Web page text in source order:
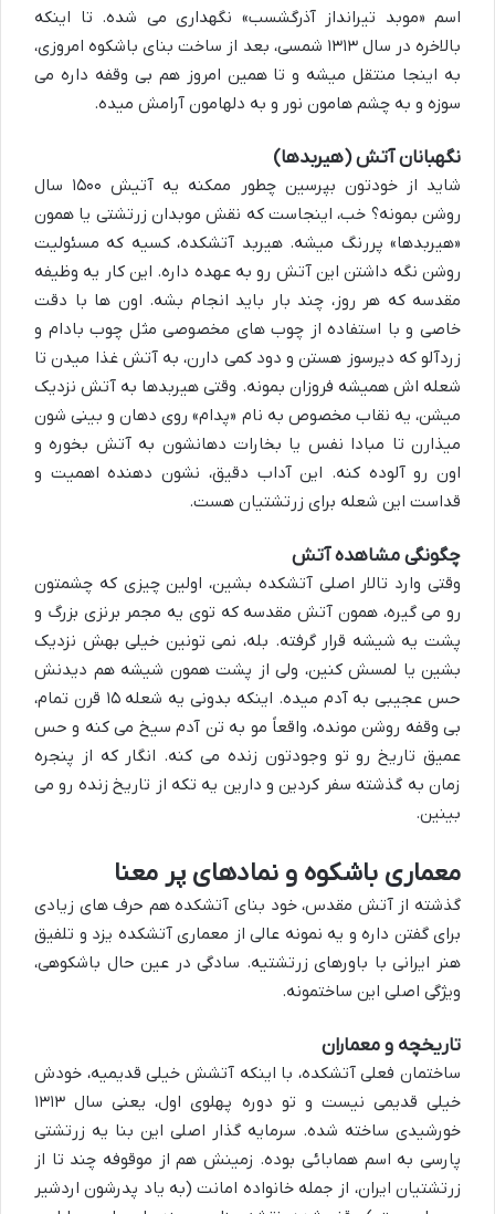
اسم «موبد تیرانداز آذرگشسب» نگهداری می شده. تا اینکه
بالاخره در سال ۱۳۱۳ شمسی، بعد از ساخت بنای باشکوه امروزی،
به اینجا منتقل میشه و تا همین امروز هم بی وقفه داره می
سوزه و به چشم هامون نور و به دلهامون آرامش میده.
نگهبانان آتش (هیربدها)
شاید از خودتون بپرسین چطور ممکنه یه آتیش ۱۵۰۰ سال
روشن بمونه؟ خب، اینجاست که نقش موبدان زرتشتی یا همون
«هیربدها» پررنگ میشه.هیربد آتشکده، کسیه که مسئولیت
روشن نگه داشتن این آتش رو به عهده داره. این کار یه وظیفه
مقدسه که هر روز، چند بار باید انجام بشه. اون ها با دقت
خاصی و با استفاده از چوب های مخصوصی مثل چوب بادام و
زردآلو که دیرسوز هستن و دود کمی دارن، به آتش غذا میدن تا
شعله اش همیشه فروزان بمونه. وقتی هیربدها به آتش نزدیک
میشن، یه نقاب مخصوص به نام «پدام» روی دهان و بینی شون
میذارن تا مبادا نفس یا بخارات دهانشون به آتش بخوره و
اون رو آلوده کنه. این آداب دقیق، نشون دهنده اهمیت و
قداست این شعله برای زرتشتیان هست.
چگونگی مشاهده آتش
وقتی وارد تالار اصلی آتشکده بشین، اولین چیزی که چشمتون
رو می گیره، همون آتش مقدسه که توی یه مجمر برنزی بزرگ و
پشت یه شیشه قرار گرفته. بله، نمی تونین خیلی بهش نزدیک
بشین یا لمسش کنین، ولی از پشت همون شیشه هم دیدنش
حس عجیبی به آدم میده. اینکه بدونی یه شعله ۱۵ قرن تمام،
بی وقفه روشن مونده، واقعاً مو به تن آدم سیخ می کنه و حس
عمیق تاریخ رو تو وجودتون زنده می کنه. انگار که از پنجره
زمان به گذشته سفر کردین و دارین یه تکه از تاریخ زنده رو می
بینین.
معماری باشکوه و نمادهای پر معنا
گذشته از آتش مقدس، خود بنای آتشکده هم حرف های زیادی
برای گفتن داره و یه نمونه عالی از معماری آتشکده یزد و تلفیق
هنر ایرانی با باورهای زرتشتیه. سادگی در عین حال باشکوهی،
ویژگی اصلی این ساختمونه.
تاریخچه و معماران
ساختمان فعلی آتشکده، با اینکه آتشش خیلی قدیمیه، خودش
خیلی قدیمی نیست و تو دوره پهلوی اول، یعنی سال ۱۳۱۳
خورشیدی ساخته شده. سرمایه گذار اصلی این بنا یه زرتشتی
پارسی به اسم همابائیبوده. زمینش هم از موقوفه چند تا از
زرتشتیان ایران، از جمله خانواده امانت(به یاد پدرشون اردشیر